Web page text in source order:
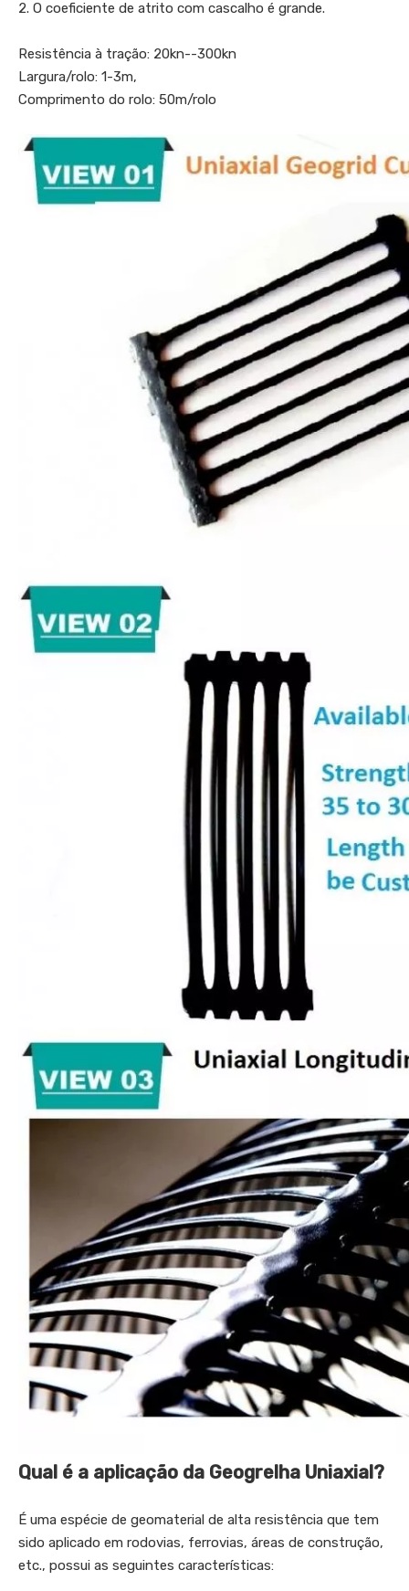
2. O coeficiente de atrito com cascalho é grande.
Resistência à tração: 20kn--300kn
Largura/rolo: 1-3m,
Comprimento do rolo: 50m/rolo
Qual é a aplicação da Geogrelha Uniaxial?
É uma espécie de geomaterial de alta resistência que tem
sido aplicado em rodovias, ferrovias, áreas de construção,
etc., possui as seguintes características: